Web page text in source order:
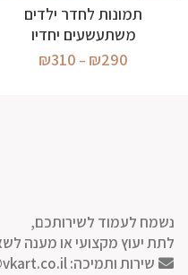
תמונות לחדר ילדים
משתעשעים יחדיו
₪290
–
₪310
נשמח לעמוד לשירותכם,
לתת יעוץ מקצועי או מענה
שירות ותמיכה: